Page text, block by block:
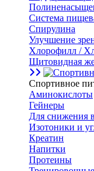
Система
Спирулина
Улучшение
Хлорофилл /
Щитовидная
Спортивное
Аминокислоты
Гейнеры
Для снижения
Изотоники и
Креатин
Напитки
Протеины